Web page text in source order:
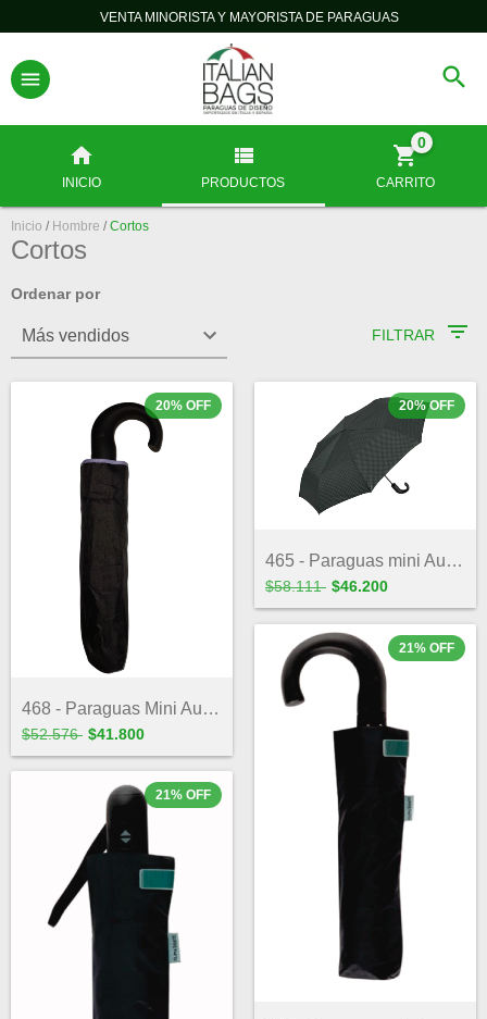
VENTA MINORISTA Y MAYORISTA DE PARAGUAS
INICIO PRODUCTOS CARRITO
0
Inicio / Hombre / Cortos
Cortos
Ordenar por
FILTRAR
20% OFF
468 - Paraguas Mini Automático mango cur...
$52.576 $41.800
20%OFF
465 - Paraguas mini Automático estampado
$58.111 $46.200
21% OFF
21% OFF